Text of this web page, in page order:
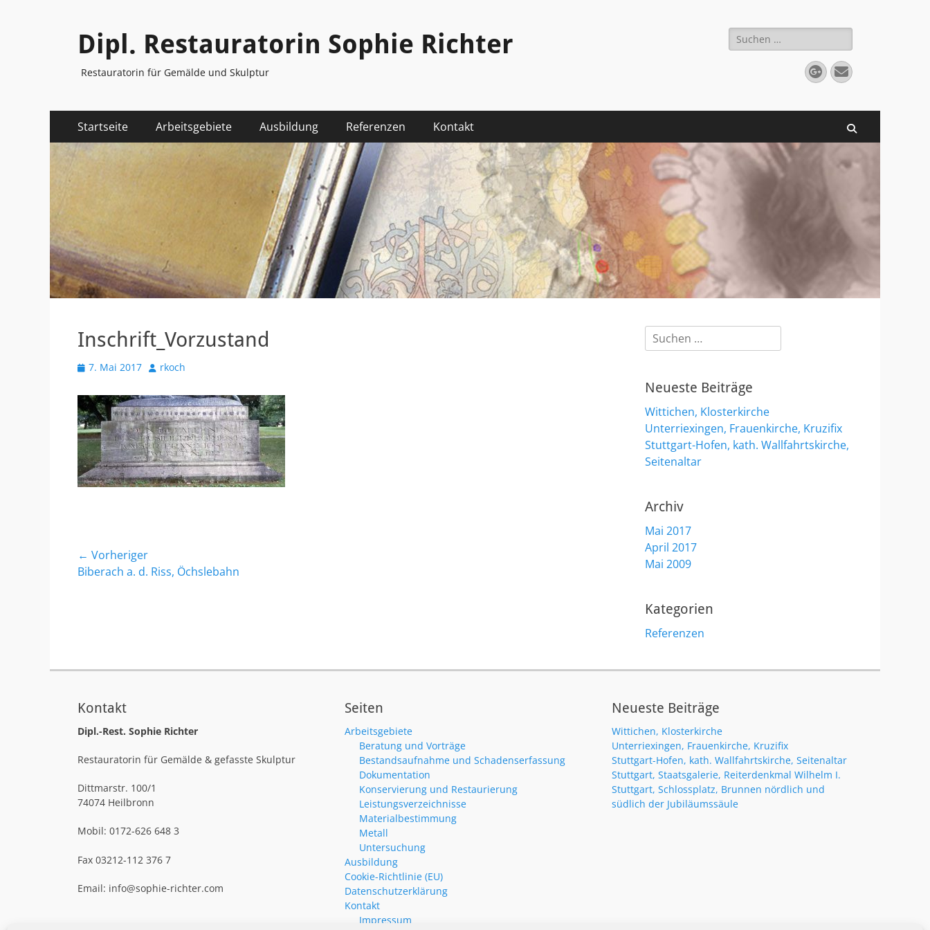
Dipl. Restauratorin Sophie Richter
Restauratorin für Gemälde und Skulptur
Suchen
nach:
Googleplus
E-
Mail
Primäres
Menü
Inhalt
springen
Startseite Arbeitsgebiete Ausbildung Referenzen Kontakt
Inschrift_Vorzustand
Veröffentlicht
7. Mai 2017 Autorrkoch
Beitragsnavigation
← Vorheriger
Vorheriger
Biberach a. d. Riss, Öchslebahn
Suchen
nach:
Neueste Beiträge
Wittichen, Klosterkirche
Unterriexingen, Frauenkirche, Kruzifix
Stuttgart-Hofen, kath. Wallfahrtskirche,
Seitenaltar
Archiv
Mai 2017
April 2017
Mai 2009
Kategorien
Referenzen
Kontakt
Dipl.-Rest. Sophie Richter
Restauratorin für Gemälde & gefasste Skulptur
Dittmarstr. 100/1
74074 Heilbronn
Mobil: 0172-626 648 3
Fax 03212-112 376 7
Email: info@sophie-richter.com
Seiten
Arbeitsgebiete
Beratung und Vorträge
Bestandsaufnahme und Schadenserfassung
Dokumentation
Konservierung und Restaurierung
Leistungsverzeichnisse
Materialbestimmung
Metall
Untersuchung
Ausbildung
Cookie-Richtlinie (EU)
Datenschutzerklärung
Kontakt
Impressum
Neueste Beiträge
Wittichen, Klosterkirche
Unterriexingen, Frauenkirche, Kruzifix
Stuttgart-Hofen, kath. Wallfahrtskirche, Seitenaltar
Stuttgart, Staatsgalerie, Reiterdenkmal Wilhelm I.
Stuttgart, Schlossplatz, Brunnen nördlich und
südlich der Jubiläumssäule